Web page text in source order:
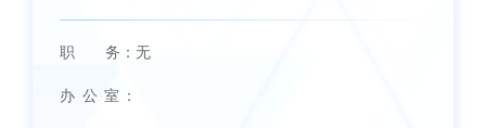
职 务： 无
办 公 室：